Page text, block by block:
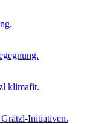
klimafit.
Initiativen.